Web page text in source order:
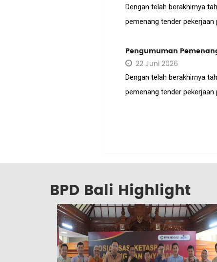
Dengan telah berakhirnya
pemenang tender pekerjaan
Pengumuman
22 Juni 2026
Dengan telah berakhirnya
pemenang tender pekerjaan
BPD Bali Highlight